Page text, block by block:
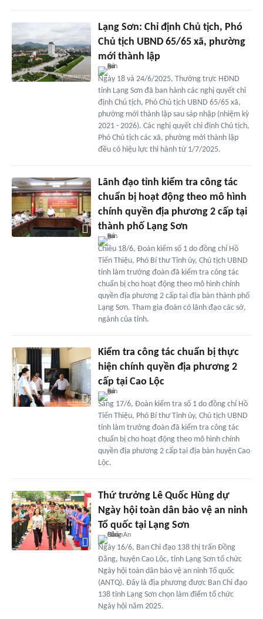
Lạng Sơn: Chỉ định Chủ tịch, Phó
Chủ tịch UBND 65/65 xã, phường
mới thành lập
Ngày 18 và 24/6/2025, Thường trực HĐND
tỉnh Lạng Sơn đã ban hành các nghị quyết chỉ
định Chủ tịch, Phó Chủ tịch UBND 65/65 xã,
phường mới thành lập sau sáp nhập (nhiệm kỳ
2021 - 2026). Các nghị quyết chỉ định Chủ tịch,
Phó Chủ tịch các xã, phường mới thành lập
đều có hiệu lực thi hành từ 1/7/2025.
Lãnh đạo tỉnh kiểm tra công tác
chuẩn bị hoạt động theo mô hình
chính quyền địa phương 2 cấp tại
thành phố Lạng Sơn
Chiều 18/6, Đoàn kiểm số 1 do đồng chí Hồ
Tiến Thiệu, Phó Bí thư Tỉnh ủy, Chủ tịch UBND
tỉnh làm trưởng đoàn đã kiểm tra công tác
chuẩn bị cho hoạt động theo mô hình chính
quyền địa phương 2 cấp tại địa bàn thành phố
Lạng Sơn. Tham gia đoàn có lãnh đạo các sở,
ngành của tỉnh.
Kiểm tra công tác chuẩn bị thực
hiện chính quyền địa phương 2
cấp tại Cao Lộc
Sáng 17/6, Đoàn kiểm tra số 1 do đồng chí Hồ
Tiến Thiệu, Phó Bí thư Tỉnh ủy, Chủ tịch UBND
tỉnh làm trưởng đoàn đã kiểm tra công tác
chuẩn bị cho hoạt động theo mô hình chính
quyền địa phương 2 cấp tại địa bàn huyện Cao
Lộc.
Thứ trưởng Lê Quốc Hùng dự
Ngày hội toàn dân bảo vệ an ninh
Tổ quốc tại Lạng Sơn
Ngày 16/6, Ban Chỉ đạo 138 thị trấn Đồng
Đăng, huyện Cao Lộc, tỉnh Lạng Sơn tổ chức
Ngày hội toàn dân bảo vệ an ninh Tổ quốc
(ANTQ). Đây là địa phương được Ban Chỉ đạo
138 tỉnh Lạng Sơn chọn làm điểm tổ chức
Ngày hội năm 2025.